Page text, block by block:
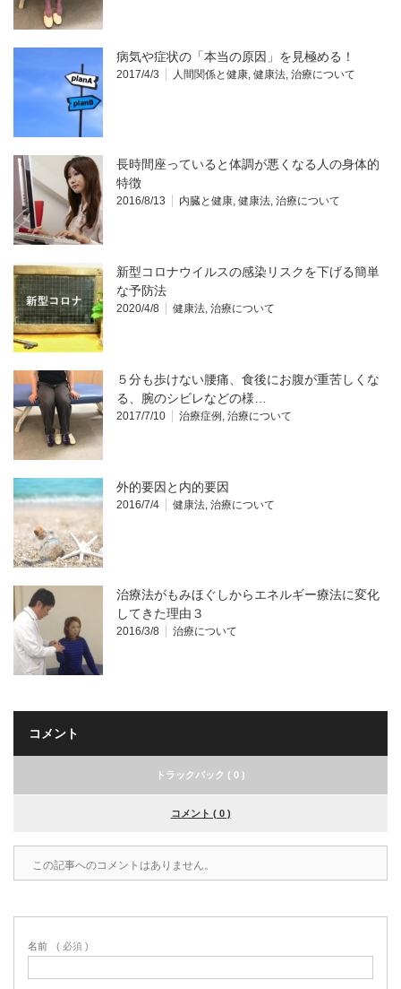
病気や症状の「本当の原因」を見極める！
2017/4/3 人間関係と健康 健康法 治療について
長時間座っていると体調が悪くなる人の身体的
特徴
2016/8/13 内臓と健康 健康法 治療について
新型コロナウイルスの感染リスクを下げる簡単
な予防法
2020/4/8 健康法 治療について
５分も歩けない腰痛、食後にお腹が重苦しくな
る、腕のシビレなどの様…
2017/7/10 治療症例 治療について
外的要因と内的要因
2016/7/4 健康法 治療について
治療法がもみほぐしからエネルギー療法に変化
してきた理由３
2016/3/8 治療について
コメント
トラックバック ( 0 )
コメント ( 0 )
この記事へのコメントはありません。
名前 ( 必須 )